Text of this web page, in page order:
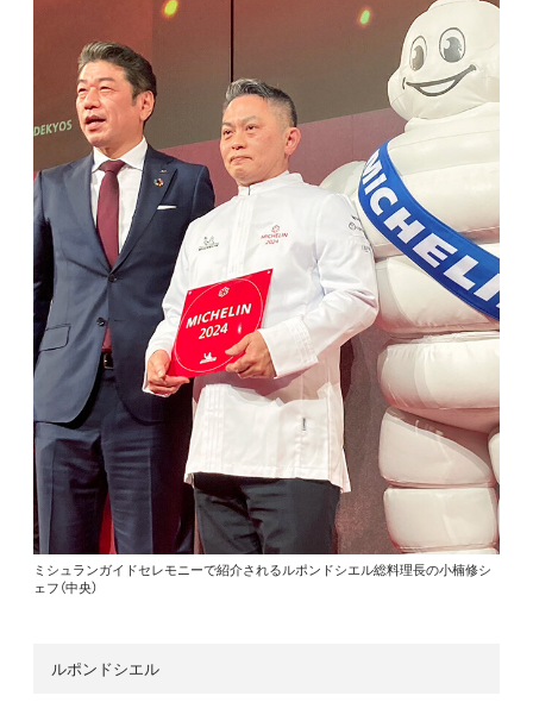
ミシュランガイドセレモニーで紹介されるルポンドシエル総料理長の小楠修シ
ェフ（中央）
ルポンドシエル